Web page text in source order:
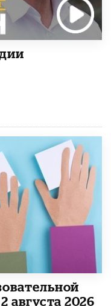
августа 2026